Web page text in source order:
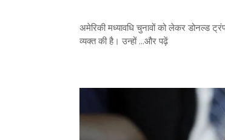
अमेरिकी मध्यावधि चुनावों को लेकर डोनल्ड
व्यक्त की है। उन्हों ...और पढ़ें